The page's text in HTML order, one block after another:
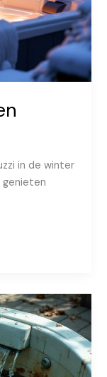
in de winter